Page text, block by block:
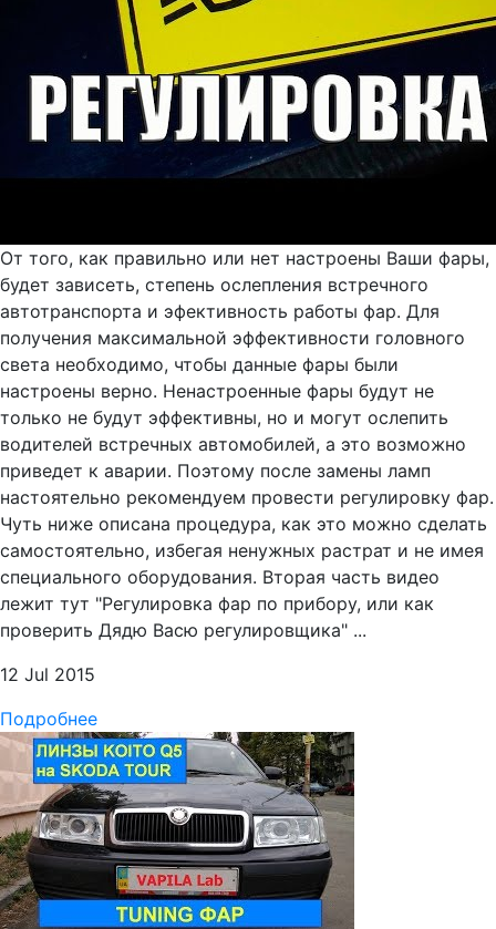
От того, как правильно или нет настроены Ваши фары,
будет зависеть, степень ослепления встречного
автотранспорта и эфективность работы фар. Для
получения максимальной эффективности головного
света необходимо, чтобы данные фары были
настроены верно. Ненастроенные фары будут не
только не будут эффективны, но и могут ослепить
водителей встречных автомобилей, а это возможно
приведет к аварии. Поэтому после замены ламп
настоятельно рекомендуем провести регулировку фар.
Чуть ниже описана процедура, как это можно сделать
самостоятельно, избегая ненужных растрат и не имея
специального оборудования. Вторая часть видео
лежит тут "Регулировка фар по прибору, или как
проверить Дядю Васю регулировщика" ...
12 Jul 2015
Подробнее